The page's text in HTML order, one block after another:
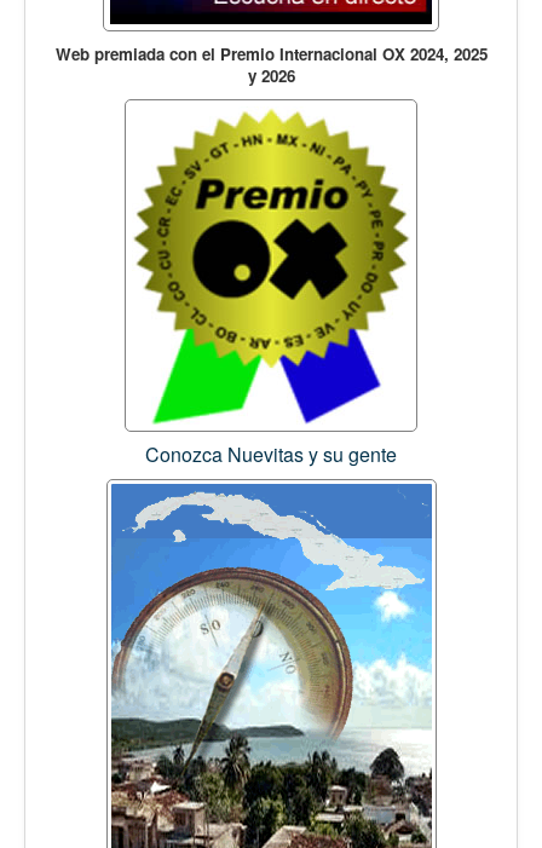
Web premiada con el Premio Internacional OX 2024, 2025
y 2026
Conozca Nuevitas y su gente